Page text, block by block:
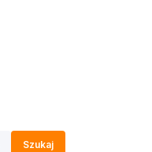
Szukaj